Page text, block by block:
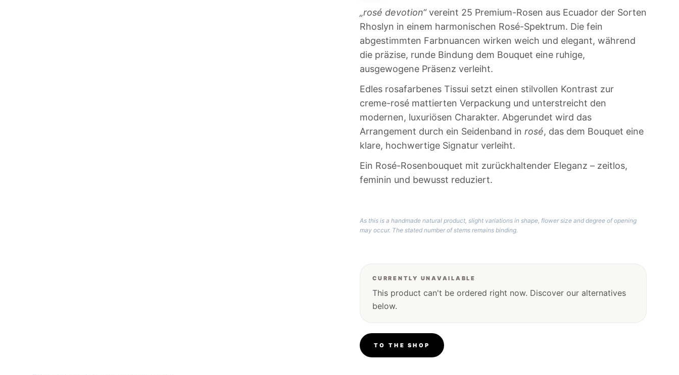
„rosé devotion“vereint 25 Premium-Rosen aus Ecuador der Sorten
Rhoslyn in einem harmonischen Rosé-Spektrum. Die fein
abgestimmten Farbnuancen wirken weich und elegant, während
die präzise, runde Bindung dem Bouquet eine ruhige,
ausgewogene Präsenz verleiht.
Edles rosafarbenes Tissui setzt einen stilvollen Kontrast zur
creme-rosé mattierten Verpackung und unterstreicht den
modernen, luxuriösen Charakter. Abgerundet wird das
Arrangement durch ein Seidenband in rosé, das dem Bouquet eine
klare, hochwertige Signatur verleiht.
Ein Rosé-Rosenbouquet mit zurückhaltender Eleganz – zeitlos,
feminin und bewusst reduziert.
As this is a handmade natural product, slight variations in shape, flower size and degree of opening
may occur. The stated number of stems remains binding.
CURRENTLY UNAVAILABLE
This product can't be ordered right now. Discover our alternatives
below.
TO THE SHOP